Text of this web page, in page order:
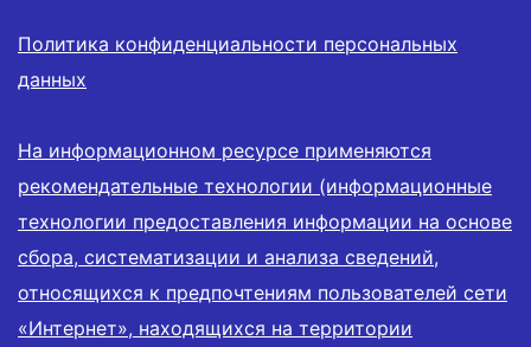
Политика конфиденциальности персональных
данных
На информационном ресурсе применяются
рекомендательные технологии (информационные
технологии предоставления информации на основе
сбора, систематизации и анализа сведений,
относящихся к предпочтениям пользователей сети
«Интернет», находящихся на территории